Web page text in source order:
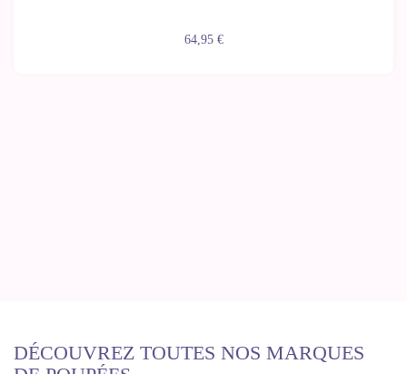
64,95 €
DÉCOUVREZ TOUTES NOS MARQUES